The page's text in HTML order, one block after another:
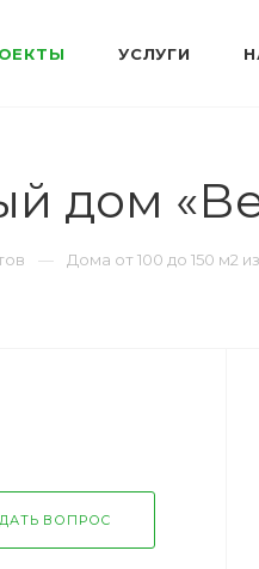
УСЛУГИ
дом
Дома от 100 до 150 м2
ВОПРОС